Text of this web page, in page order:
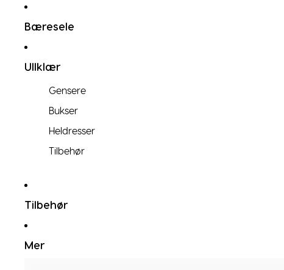
Bæresele
Ullklær
Gensere
Bukser
Heldresser
Tilbehør
Tilbehør
Mer